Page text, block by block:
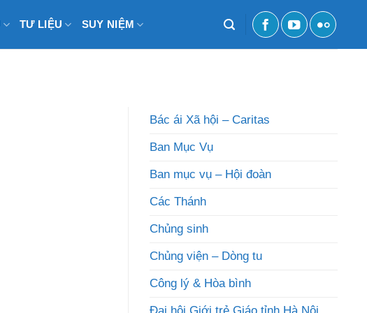
TƯ LIỆU SUY NIỆM
Bác ái Xã hội – Caritas
Ban Mục Vụ
Ban mục vụ – Hội đoàn
Các Thánh
Chủng sinh
Chủng viện – Dòng tu
Công lý & Hòa bình
Đại hội Giới trẻ Giáo tỉnh Hà Nội